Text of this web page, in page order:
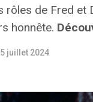
rôles de Fred et
honnête.
juillet 2024